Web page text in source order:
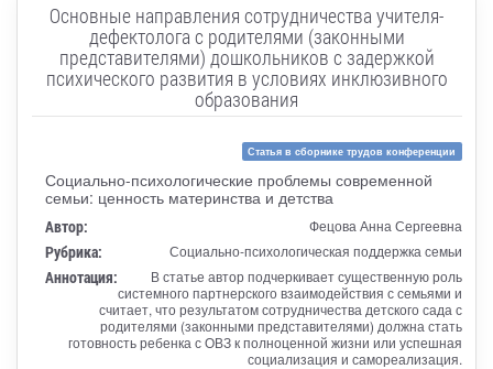
Основные направления сотрудничества учителя-
дефектолога с родителями (законными
представителями) дошкольников с задержкой
психического развития в условиях инклюзивного
образования
Статья в сборнике трудов конференции
Социально-психологические проблемы современной
семьи: ценность материнства и детства
Автор: Фецова Анна Сергеевна
Рубрика: Социально-психологическая поддержка семьи
Аннотация:
В статье автор подчеркивает существенную роль
системного партнерского взаимодействия с семьями и
считает, что результатом сотрудничества детского сада с
родителями (законными представителями) должна стать
готовность ребенка с ОВЗ к полноценной жизни или успешная
социализация и самореализация.